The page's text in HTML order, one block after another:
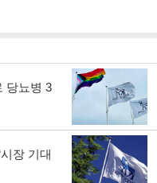
당뇨병 3
장 기대